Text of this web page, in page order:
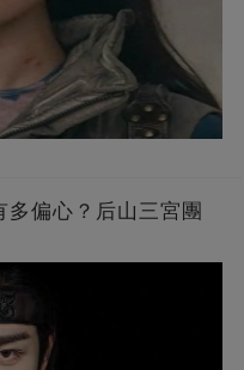
多偏心？后山三宮團